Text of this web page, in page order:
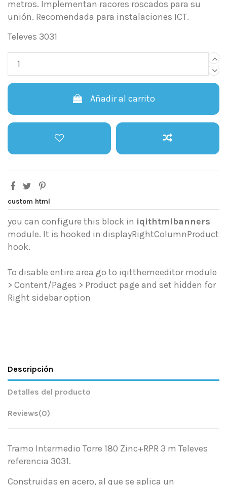
metros. Implementan racores roscados para su
unión. Recomendada para instalaciones ICT.
Televes 3031
Añadir al carrito
custom html
you can configure this block in iqithtmlbanners
module. It is hooked in displayRightColumnProduct
hook.
To disable entire area go to iqitthemeeditor module
> Content/Pages > Product page and set hidden for
Right sidebar option
Descripción
Detalles del producto
Reviews(0)
Tramo Intermedio Torre 180 Zinc+RPR 3 m Televes
referencia 3031.
Construidas en acero, al que se aplica un